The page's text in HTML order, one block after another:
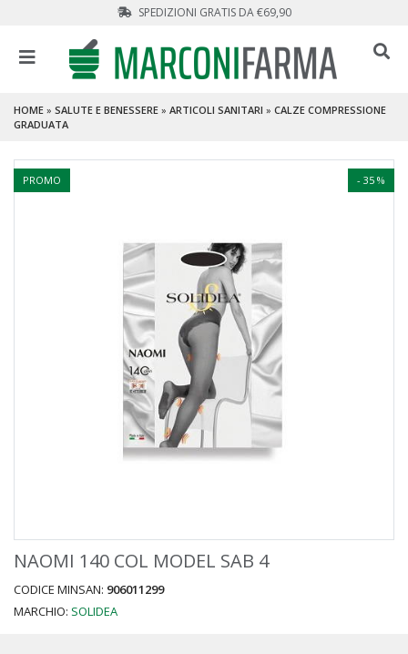
SPEDIZIONI GRATIS DA €69,90
HOME » SALUTE E BENESSERE » ARTICOLI SANITARI » CALZE COMPRESSIONE
GRADUATA
- 35 %
PROMO
NAOMI 140 COL MODEL SAB 4
CODICE MINSAN: 906011299
MARCHIO: SOLIDEA